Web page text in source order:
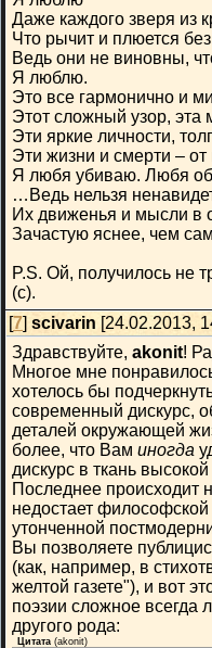
Даже каждого зверя из
Что рычит и плюется
Ведь они не виновны,
Я люблю.
Это все гармонично и
Этот сложный узор,
Эти яркие личности,
Эти жизни и смерти –
Я любя убиваю. Любя
…Ведь нельзя
Их движенья и мысли в
Зачастую яснее, чем
P.S. Ой, получилось не
(с).
[7] scivarin [24.02.2013,
Здравствуйте, akonit!
Многое мне
хотелось бы
современный дискурс,
деталей окружающей
более, что Вам иногда
дискурс в ткань
Последнее происходит
недостает
утонченной
Вы позволяете
(как, например, в
желтой газете"), и вот
поэзии сложное всегда
другого рода:
Цитата (akonit)